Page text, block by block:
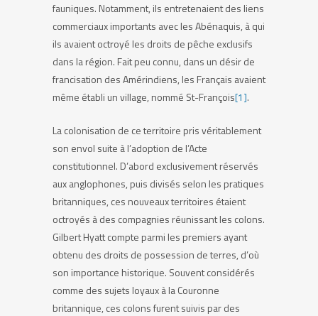
fauniques. Notamment, ils entretenaient des liens
commerciaux importants avec les Abénaquis, à qui
ils avaient octroyé les droits de pêche exclusifs
dans la région. Fait peu connu, dans un désir de
francisation des Amérindiens, les Français avaient
même établi un village, nommé St-François[1].
La colonisation de ce territoire pris véritablement
son envol suite à l’adoption de l’Acte
constitutionnel. D’abord exclusivement réservés
aux anglophones, puis divisés selon les pratiques
britanniques, ces nouveaux territoires étaient
octroyés à des compagnies réunissant les colons.
Gilbert Hyatt compte parmi les premiers ayant
obtenu des droits de possession de terres, d’où
son importance historique. Souvent considérés
comme des sujets loyaux à la Couronne
britannique, ces colons furent suivis par des